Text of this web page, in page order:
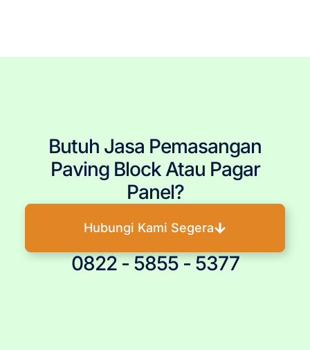
Butuh Jasa Pemasangan
Paving Block Atau Pagar
Panel?
Hubungi Kami Segera
0822 - 5855 - 5377